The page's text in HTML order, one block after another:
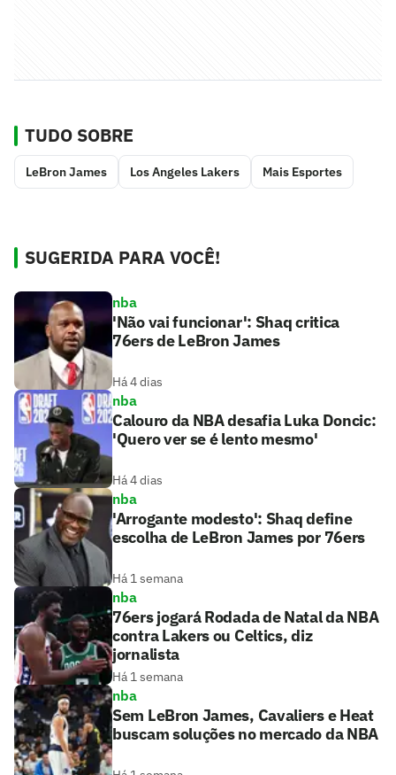
TUDO SOBRE
LeBron James Los Angeles Lakers Mais Esportes
SUGERIDA PARA VOCÊ!
nba
'Não vai funcionar': Shaq critica
76ers de LeBron James
Há 4 dias
nba
Calouro da NBA desafia Luka Doncic:
'Quero ver se é lento mesmo'
Há 4 dias
nba
'Arrogante modesto': Shaq define
escolha de LeBron James por 76ers
Há 1 semana
nba
76ers jogará Rodada de Natal da NBA
contra Lakers ou Celtics, diz
jornalista
Há 1 semana
nba
Sem LeBron James, Cavaliers e Heat
buscam soluções no mercado da NBA